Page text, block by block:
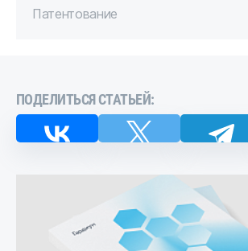
Патентование
ПОДЕЛИТЬСЯ СТАТЬЕЙ: